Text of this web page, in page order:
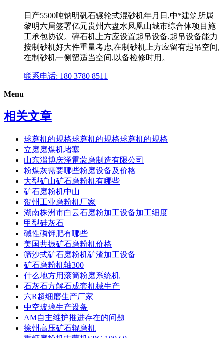
日产5500吨钠明矾石辗轮式混砂机年月日,中*建筑所属
黎明六局签署亿元贵州六盘水凤凰山城市综合体项目施
工承包协议。碎石机上方应设置起吊设备,起吊设备能力
按制砂机好大件重量考虑,在制砂机上方应留有起吊空间,
在制砂机一侧留适当空间,以备检修时用。
联系电话: 180 3780 8511
Menu
相关文章
球蘑机的规格球蘑机的规格球蘑机的规格
立磨磨煤机堵塞
山东淄博庆泽雷蒙磨制造有限公司
粉煤灰需要哪些粉磨设备及价格
大型矿山矿石磨粉机有哪些
矿石磨粉机中山
贺州工业磨粉机厂家
湖南株洲市白云石磨粉加工设备加工细度
甲型硅灰石
碱性磷钾肥有哪些
美国共振矿石磨粉机价格
筛沙式矿石磨粉机矿渣加工设备
矿石磨粉机轴300
什么地方用滚筒粉磨系统机
石灰石方解石成套机械生产
六R超细磨生产厂家
中空玻璃生产设备
AM自主维护推进存在的问题
徐州高压矿石辊磨机